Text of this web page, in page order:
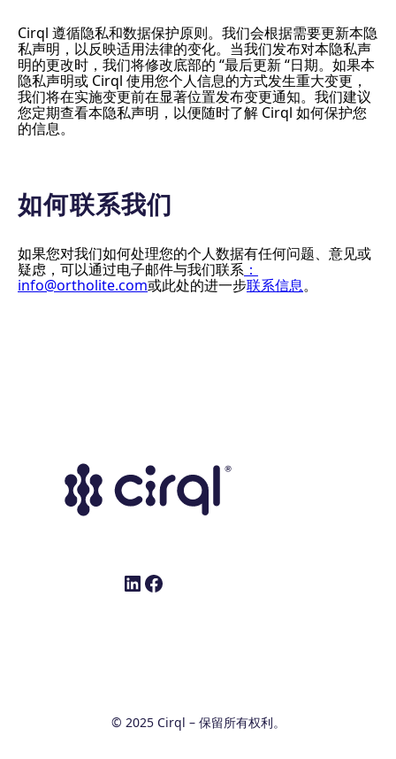
Cirql 遵循隐私和数据保护原则。我们会根据需要更新本隐
私声明，以反映适用法律的变化。当我们发布对本隐私声
明的更改时，我们将修改底部的 “最后更新 “日期。如果本
隐私声明或 Cirql 使用您个人信息的方式发生重大变更，
我们将在实施变更前在显著位置发布变更通知。我们建议
您定期查看本隐私声明，以便随时了解 Cirql 如何保护您
的信息。
如何联系我们
如果您对我们如何处理您的个人数据有任何问题、意见或
疑虑，可以通过电子邮件与我们联系 ：
info@ortholite.com或此处的进一步联系信息。
LinkedIn
Facebook
© 2025 Cirql – 保留所有权利。